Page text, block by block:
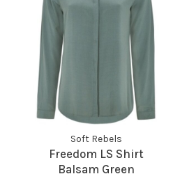
Soft Rebels
Freedom LS Shirt
Balsam Green